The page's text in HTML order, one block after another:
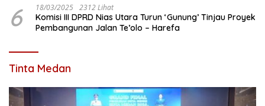
6 18/03/2025 2312 Lihat
Komisi III DPRD Nias Utara Turun ‘Gunung’ Tinjau Proyek
Pembangunan Jalan Te’olo – Harefa
Tinta Medan